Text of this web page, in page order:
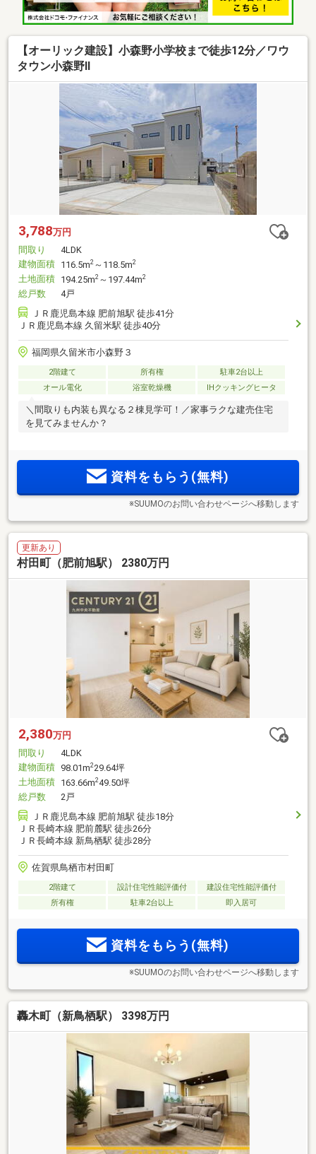
【オーリック建設】小森野小学校まで徒歩12分／ワウ
タウン小森野Ⅱ
3,788万円
間取り
4LDK
建物面積 116.5m2 ～118.5m2
土地面積 194.25m2 ～197.44m2
総戸数
4戸
ＪＲ鹿児島本線 肥前旭駅 徒歩41分
ＪＲ鹿児島本線 久留米駅 徒歩40分
福岡県久留米市小森野３
2階建て 所有権
駐車2台以上
オール電化
浴室乾燥機 IHクッキングヒータ
＼間取りも内装も異なる２棟見学可！／家事ラクな建売住宅
を見てみませんか？
資料をもらう(無料)
※SUUMOのお問い合わせページへ移動します
更新あり
村田町（肥前旭駅） 2380万円
2,380万円
間取り
4LDK
建物面積 98.01m229.64坪
土地面積 163.66m249.50坪
総戸数
2戸
ＪＲ鹿児島本線 肥前旭駅 徒歩18分
ＪＲ長崎本線 肥前麓駅 徒歩26分
ＪＲ長崎本線 新鳥栖駅 徒歩28分
佐賀県鳥栖市村田町
2階建て 設計住宅性能評価付
建設住宅性能評価付
所有権
駐車2台以上 即入居可
資料をもらう(無料)
※SUUMOのお問い合わせページへ移動します
轟木町（新鳥栖駅） 3398万円